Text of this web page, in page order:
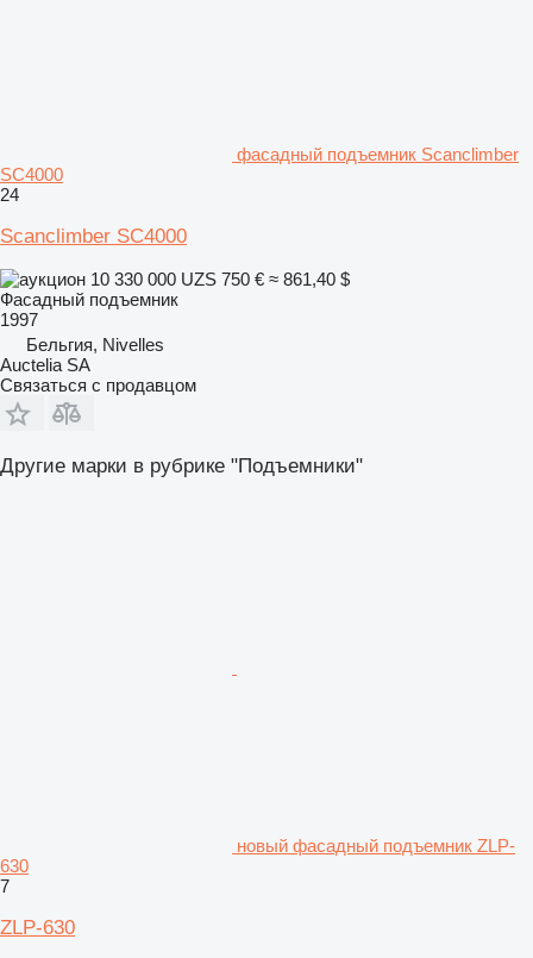
фасадный подъемник Scanclimber
SC4000
24
Scanclimber SC4000
10 330 000 UZS 750 € ≈ 861,40 $
Фасадный подъемник
1997
Бельгия, Nivelles
Auctelia SA
Связаться с продавцом
Другие марки в рубрике "Подъемники"
новый фасадный подъемник ZLP-
630
7
ZLP-630